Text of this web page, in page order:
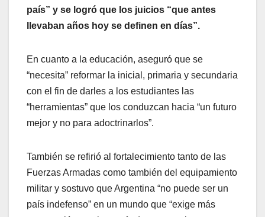
país” y se logró que los juicios “que antes
llevaban años hoy se definen en días”.
En cuanto a la educación, aseguró que se
“necesita” reformar la inicial, primaria y secundaria
con el fin de darles a los estudiantes las
“herramientas” que los conduzcan hacia “un futuro
mejor y no para adoctrinarlos”.
También se refirió al fortalecimiento tanto de las
Fuerzas Armadas como también del equipamiento
militar y sostuvo que Argentina “no puede ser un
país indefenso” en un mundo que “exige más